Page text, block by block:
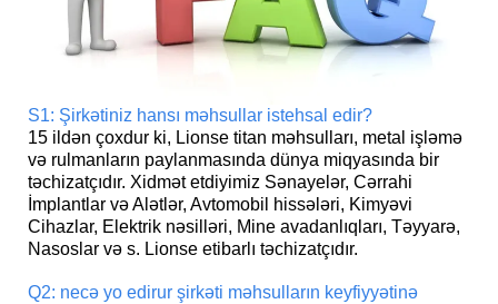
S1: Şirkətiniz hansı məhsullar istehsal edir?
15 ildən çoxdur ki, Lionse titan məhsulları, metal işləmə
və rulmanların paylanmasında dünya miqyasında bir
təchizatçıdır. Xidmət etdiyimiz Sənayelər, Cərrahi
İmplantlar və Alətlər, Avtomobil hissələri, Kimyəvi
Cihazlar, Elektrik nəsilləri, Mine avadanlıqları, Təyyarə,
Nasoslar və s. Lionse etibarlı təchizatçıdır.
Q2: necə yo edirur şirkəti məhsulların keyfiyyətinə